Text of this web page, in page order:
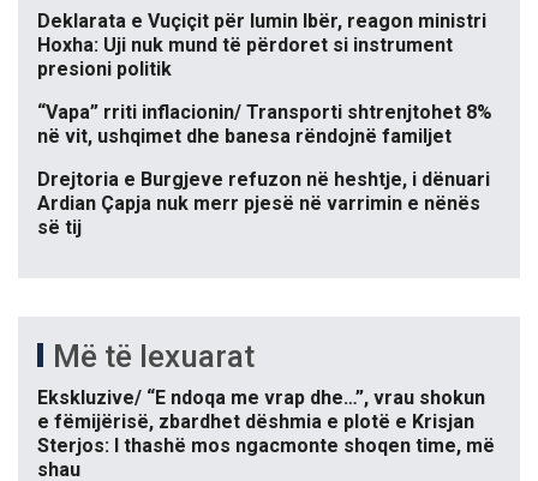
Deklarata e Vuçiçit për lumin Ibër, reagon ministri
Hoxha: Uji nuk mund të përdoret si instrument
presioni politik
“Vapa” rriti inflacionin/ Transporti shtrenjtohet 8%
në vit, ushqimet dhe banesa rëndojnë familjet
Drejtoria e Burgjeve refuzon në heshtje, i dënuari
Ardian Çapja nuk merr pjesë në varrimin e nënës
së tij
Më të lexuarat
Ekskluzive/ “E ndoqa me vrap dhe…”, vrau shokun
e fëmijërisë, zbardhet dëshmia e plotë e Krisjan
Sterjos: I thashë mos ngacmonte shoqen time, më
shau